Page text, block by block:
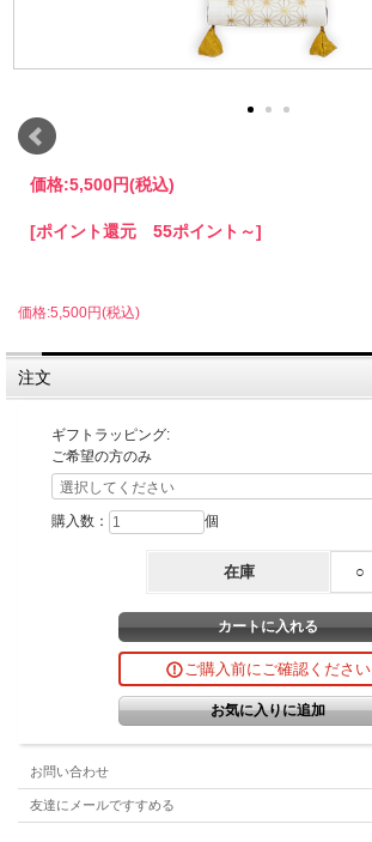
価格:5,500円(税込)
[ポイント還元 55ポイント～]
価格:5,500円(税込)
注文
ギフトラッピング:
ご希望の方のみ
購入数： 個
在庫 ○
ご購入前にご確認ください
お問い合わせ
友達にメールですすめる